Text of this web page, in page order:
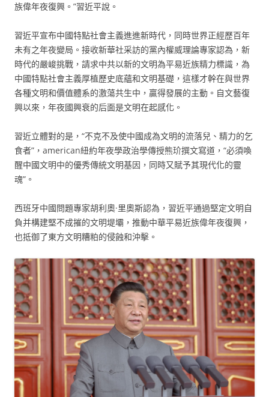
族偉年夜復興。”習近平說。
習近平宣布中國特點社會主義進進新時代，同時世界正經歷百年
未有之年夜變局。接收新華社采訪的黨內權威理論專家認為，新
時代的嚴峻挑戰，請求中共以新的文明為平易近族精力標識，為
中國特點社會主義厚植歷史底蘊和文明基礎，這樣才幹在與世界
各種文明和價值體系的激蕩共生中，贏得發展的主動。自文藝復
興以來，年夜國興衰的后面是文明在起感化。
習近立體對的是，“不克不及使中國成為文明的流落兒、精力的乞
食者”，american紐約年夜學政治學傳授熊玠撰文寫道，“必須喚
醒中國文明中的優秀傳統文明基因，同時又賦予其現代化的靈
魂”。
西班牙中國問題專家胡利奧·里奧斯認為，習近平通過堅定文明自
負并構建堅不成摧的文明堤壩，推動中華平易近族偉年夜復興，
也抵御了東方文明糟粕的侵蝕和沖擊。